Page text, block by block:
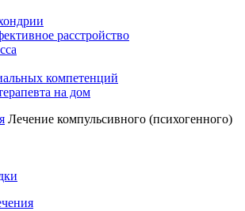
расстройство
компетенций
на дом
Лечение компульсивного (психогенного)